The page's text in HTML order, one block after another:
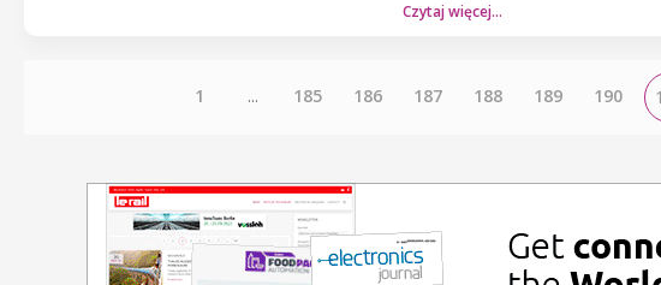
Czytaj więcej…
1 ... 185 186 187 188 189 190